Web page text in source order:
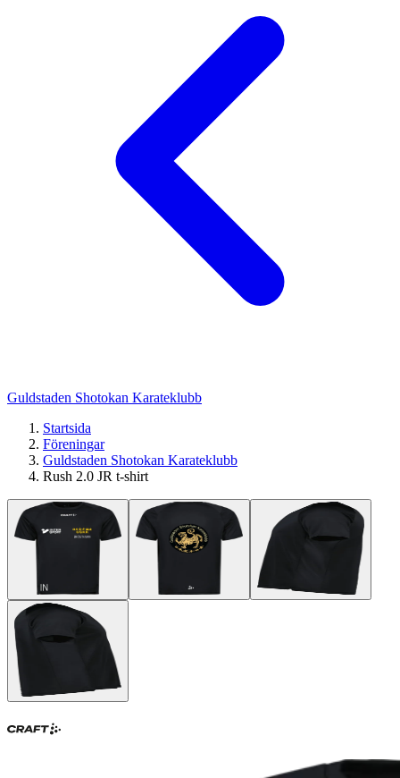
Guldstaden Shotokan Karateklubb
Startsida
Föreningar
Guldstaden Shotokan Karateklubb
Rush 2.0 JR t-shirt